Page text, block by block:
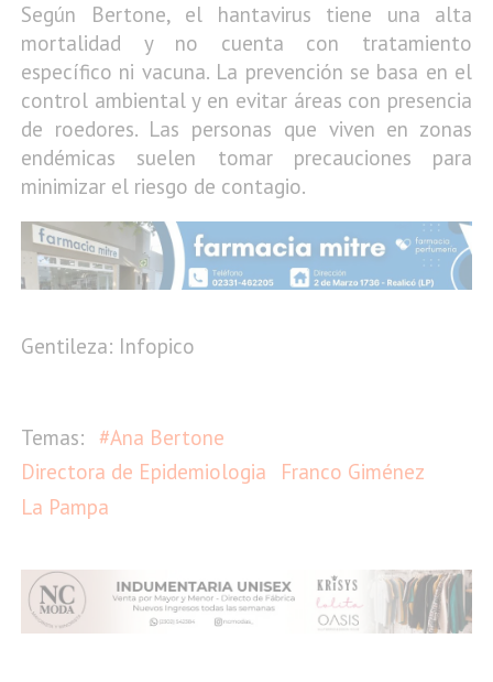
Según Bertone, el hantavirus tiene una alta
mortalidad y no cuenta con tratamiento
específico ni vacuna. La prevención se basa en el
control ambiental y en evitar áreas con presencia
de roedores. Las personas que viven en zonas
endémicas suelen tomar precauciones para
minimizar el riesgo de contagio.
Gentileza: Infopico
#Ana Bertone
Directora de Epidemiologia
Franco Giménez
La Pampa